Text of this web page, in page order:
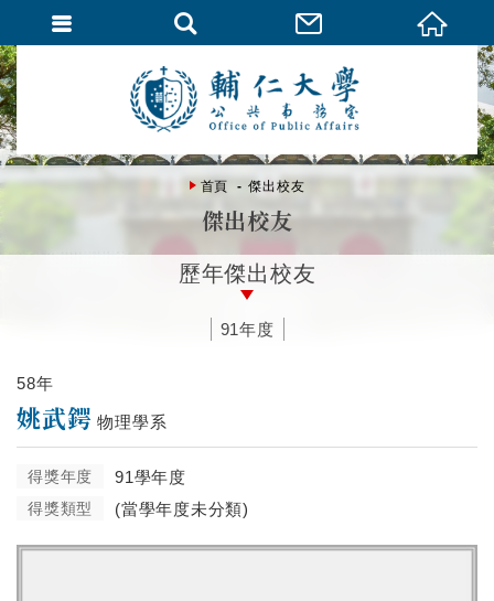
首頁 傑出校友
傑出校友
歷年傑出校友
91年度
58年
姚武鍔 物理學系
得獎年度 91學年度
得獎類型 (當學年度未分類)